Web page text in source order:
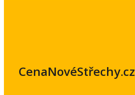
CenaNovéStřechy.cz